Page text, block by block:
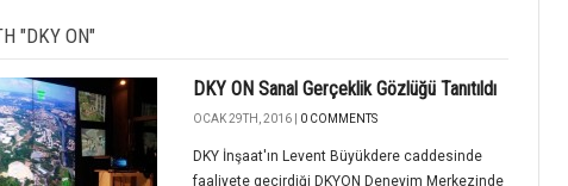
"DKY ON"
DKY ON Sanal Gerçeklik Gözlüğü Tanıtıldı
OCAK 29TH, 2016 | 0 COMMENTS
DKY İnşaat'ın Levent Büyükdere caddesinde
faaliyete geçirdiği DKYON Deneyim Merkezinde